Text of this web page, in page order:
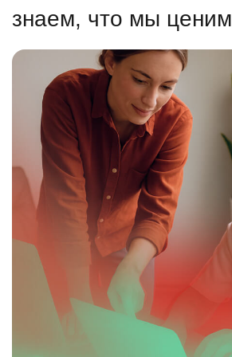
знаем, что мы ценим